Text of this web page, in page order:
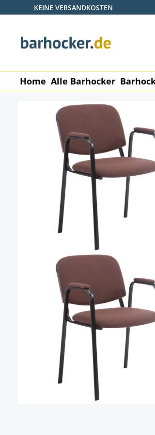
Hauptinhalt springen
Zur Suche springen
Zur Hauptnavigation springen
KEINE VERSANDKOSTEN
Home Alle Barhocker